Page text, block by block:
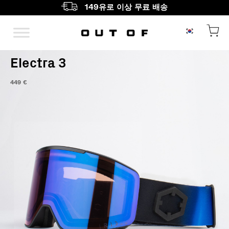
149유로 이상 무료 배송
메인 내비게이션
Electra 3
449 €